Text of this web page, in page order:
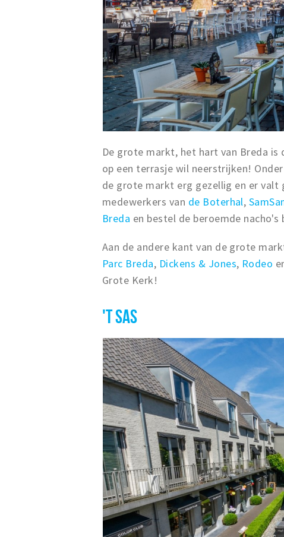
De grote markt, het hart van Breda is
op een terrasje wil neerstrijken!
de grote markt erg gezellig en er valt
medewerkers van de Boterhal,
Breda en bestel de beroemde nacho's
Aan de andere kant van de grote
Parc Breda, Dickens & Jones, Rodeo
Grote Kerk!
'T SAS